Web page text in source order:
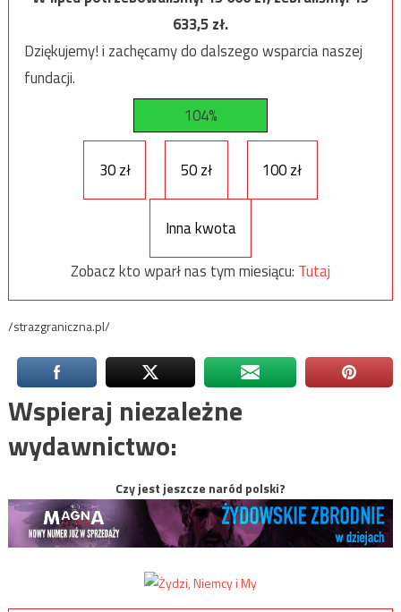
633,5zł.
Dziękujemy! i zachęcamy do dalszego wsparcia naszej
fundacji.
104%
30 zł 50 zł 100 zł
Inna kwota
Zobacz kto wparł nas tym miesiącu: Tutaj
/strazgraniczna.pl/
Wspieraj niezależne
wydawnictwo:
Czy jest jeszcze naród polski?